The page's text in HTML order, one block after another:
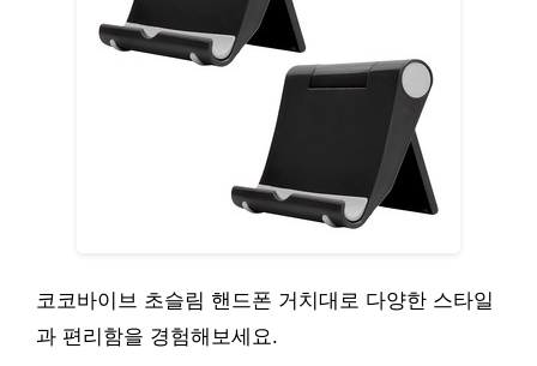
코코바이브 초슬림 핸드폰 거치대로 다양한 스타일
과 편리함을 경험해보세요.